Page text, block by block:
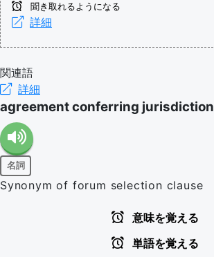
聞き取れるようになる
詳細
関連語
詳細
agreement conferring jurisdiction
名詞
Synonym of forum selection clause
意味を覚える
単語を覚える